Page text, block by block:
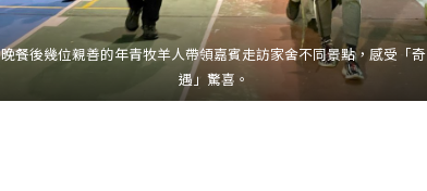
晚餐後幾位親善的年青牧羊人帶領嘉賓走訪家舍不同景點，感受「奇
遇」驚喜。